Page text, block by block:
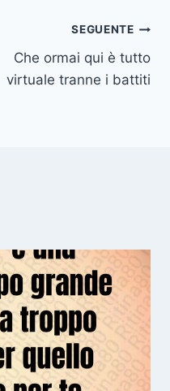
SEGUENTE
Che ormai qui è tutto
virtuale tranne i battiti